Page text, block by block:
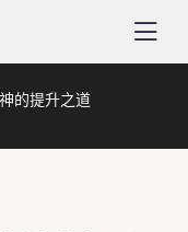
的提升之道